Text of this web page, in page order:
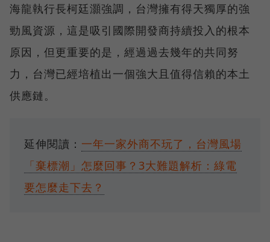
海龍執行長柯廷灝強調，台灣擁有得天獨厚的強
勁風資源，這是吸引國際開發商持續投入的根本
原因，但更重要的是，經過過去幾年的共同努
力，台灣已經培植出一個強大且值得信賴的本土
供應鏈。
延伸閱讀： 一年一家外商不玩了，台灣風場
「棄標潮」怎麼回事？3大難題解析：綠電
要怎麼走下去？